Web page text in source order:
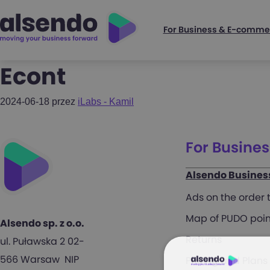
For Business & E-
Econt
2024-06-18 przez iLabs - Kamil
Alsendo sp. z o.o.
ul. Puławska 2 02-
566 Warsaw NIP
For
Alsendo
Ads on the order
Map of PUDO
Returns
Pricing and Plans